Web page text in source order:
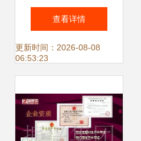
析 性能评估与保养
指南
查看详情
更新时间：2026-08-08
06:53:23